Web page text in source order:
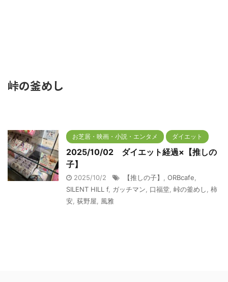
峠の釜めし
お芝居・映画・小説・エンタメ ダイエット
2025/10/02 ダイエット経過×【推しの
子】
2025/10/2 【推しの子】 ORBcafe
SILENT HILL f, ガッチマン 口福堂 峠の釜めし
柿
安 荻野屋 風雅